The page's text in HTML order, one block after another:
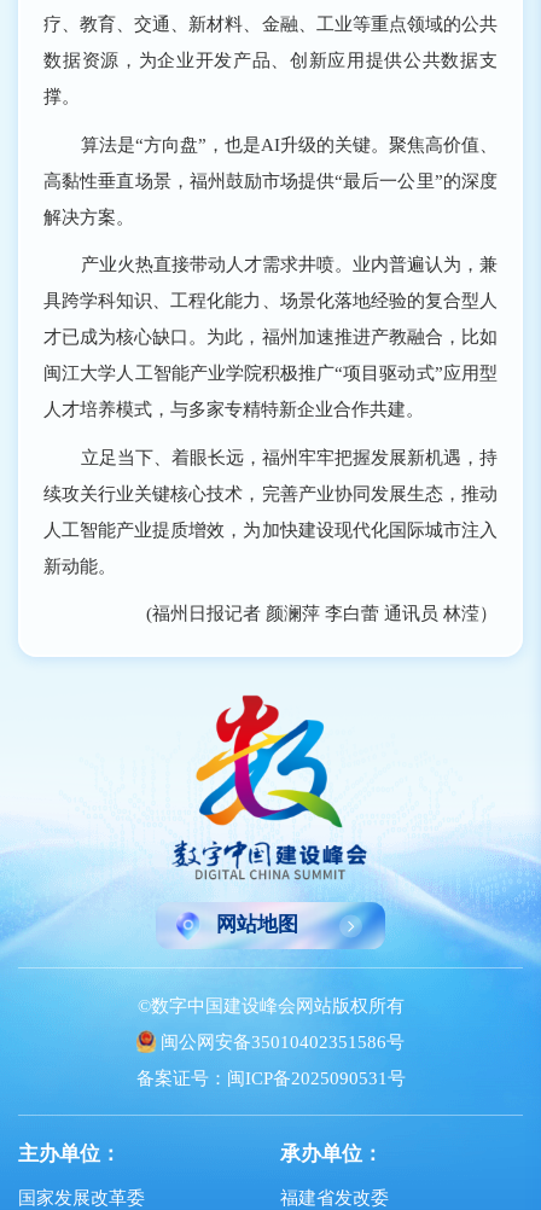
疗、教育、交通、新材料、金融、工业等重点领域的公共
数据资源，为企业开发产品、创新应用提供公共数据支
撑。
算法是“方向盘”，也是AI升级的关键。聚焦高价值、
高黏性垂直场景，福州鼓励市场提供“最后一公里”的深度
解决方案。
产业火热直接带动人才需求井喷。业内普遍认为，兼
具跨学科知识、工程化能力、场景化落地经验的复合型人
才已成为核心缺口。为此，福州加速推进产教融合，比如
闽江大学人工智能产业学院积极推广“项目驱动式”应用型
人才培养模式，与多家专精特新企业合作共建。
立足当下、着眼长远，福州牢牢把握发展新机遇，持
续攻关行业关键核心技术，完善产业协同发展生态，推动
人工智能产业提质增效，为加快建设现代化国际城市注入
新动能。
(福州日报记者 颜澜萍 李白蕾 通讯员 林滢）
网站地图
©数字中国建设峰会网站版权所有
闽公网安备35010402351586号
备案证号：闽ICP备2025090531号
主办单位：
国家发展改革委
承办单位：
福建省发改委